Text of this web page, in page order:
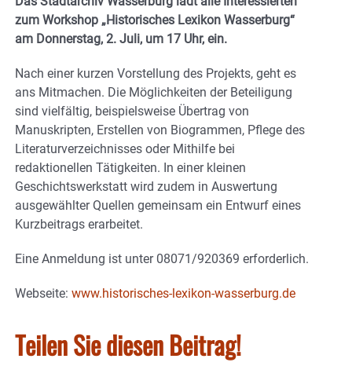
zum Workshop „Historisches Lexikon Wasserburg“
am Donnerstag, 2. Juli, um 17 Uhr, ein.
Nach einer kurzen Vorstellung des Projekts, geht es
ans Mitmachen. Die Möglichkeiten der Beteiligung
sind vielfältig, beispielsweise Übertrag von
Manuskripten, Erstellen von Biogrammen, Pflege des
Literaturverzeichnisses oder Mithilfe bei
redaktionellen Tätigkeiten. In einer kleinen
Geschichtswerkstatt wird zudem in Auswertung
ausgewählter Quellen gemeinsam ein Entwurf eines
Kurzbeitrags erarbeitet.
Eine Anmeldung ist unter 08071/920369 erforderlich.
Webseite: www.historisches-lexikon-wasserburg.de
Teilen Sie diesen Beitrag!